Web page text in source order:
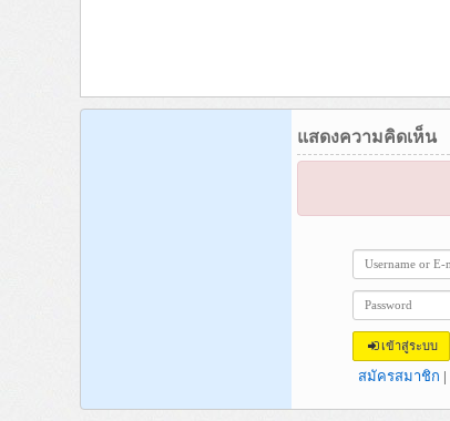
แสดงความคิดเห็น
เข้าสู่ระบบ
สมัครสมาชิก |